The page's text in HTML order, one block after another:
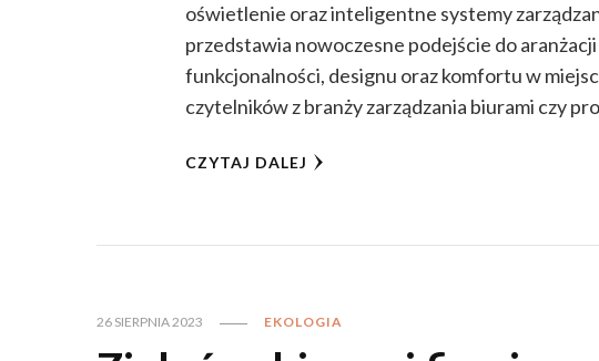
oświetlenie oraz inteligentne systemy
przedstawia nowoczesne podejście do
funkcjonalności, designu oraz komfortu w
czytelników z branży zarządzania biurami czy
CZYTAJ DALEJ
26 SIERPNIA 2023 EKOLOGIA